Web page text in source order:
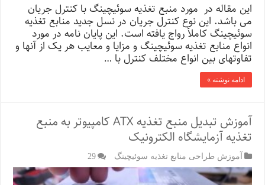
این مقاله در مورد منبع تغذیه سوئیچینگ با کنترل جریان
می باشد. این نوع کنترل جریان در نسل جدید منابع تغذیه
سوئیچینگ کاملأ رواج یافته است. این پایان نامه در مورد
انواع منابع تغذیه سوئیچینگ و مزایا و معایب هر یک از آنها و
تفاوتهای بین انواع مختلف کنترل با …
ادامه نوشته »
آموزش تبدیل منبع تغذیه ATX کامپیوتر به منبع
تغذیه آزمایشگاه الکترونیک
آموزش طراحی منابع تغذیه سوئیچینگ 29